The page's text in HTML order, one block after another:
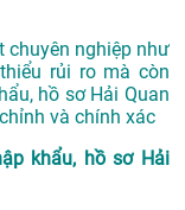
chuyên nghiệp như
rủi ro mà còn
hồ sơ Hải Quan
và chính xác
khẩu, hồ sơ Hải